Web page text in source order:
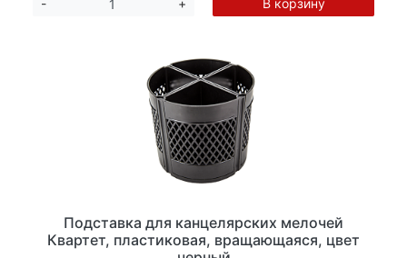
- + В корзину
Подставка для канцелярских мелочей
Квартет, пластиковая, вращающаяся, цвет